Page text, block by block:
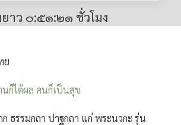
าว ๐:๕๑:๒๑ ชั่วโมง
ย
นก็ได้ผล คนก็เป็นสุข
ก ธรรมกถา ปาฐกถา แก่ พระนวกะ รุ่น